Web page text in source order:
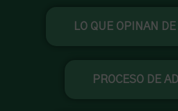
LO QUE OPINAN
PROCESO DE